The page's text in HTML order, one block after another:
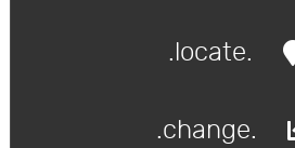
.locate.
.change.